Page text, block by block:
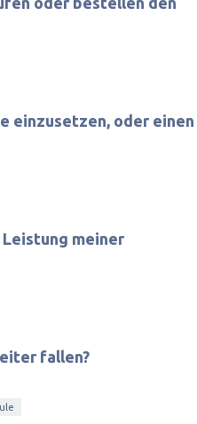
einzusetzen, oder einen
meiner
fallen?